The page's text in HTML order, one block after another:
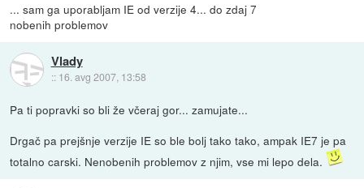
... sam ga uporabljam IE od verzije 4... do zdaj 7
nobenih problemov
Vlady
:: 16. avg 2007, 13:58
Pa ti popravki so bli že včeraj gor... zamujate...
Drgač pa prejšnje verzije IE so ble bolj tako tako, ampak IE7 je pa
totalno carski. Nenobenih problemov z njim, vse mi lepo dela.